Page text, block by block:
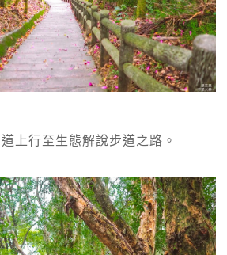
上行至生態解說步道之路。